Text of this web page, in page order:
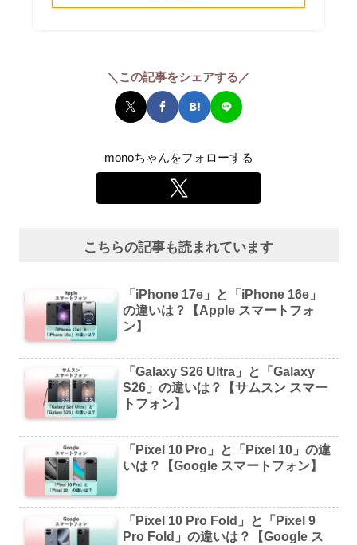
＼この記事をシェアする／
monoちゃんをフォローする
こちらの記事も読まれています
「iPhone 17e」と「iPhone 16e」
の違いは？【Apple スマートフォ
ン】
「Galaxy S26 Ultra」と「Galaxy
S26」の違いは？【サムスン スマー
トフォン】
「Pixel 10 Pro」と「Pixel 10」の違
いは？【Google スマートフォン】
「Pixel 10 Pro Fold」と「Pixel 9
Pro Fold」の違いは？【Google ス